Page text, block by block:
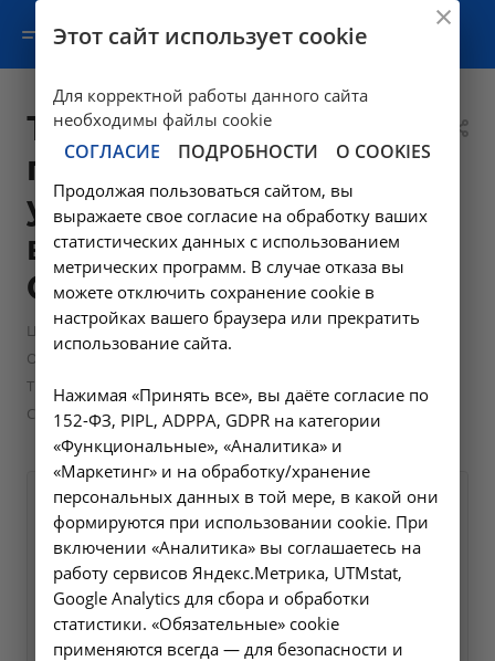
Тромбэктомия
геморроидальных
узлов - А16.19.044
в Усолье-
Сибирском
Цены в Усолье-Сибирском —
Операции и манипуляции колопроктолога
Тромбэктомия геморроидальных узлов - А16.19.044 в Усолье-
Сибирском
Оформите заявку на сайте,
мы свяжемся с вами в
ближайшее время и ответим
на все интересующие
вопросы.
7600 ₽
Этот сайт использует cookie
Для корректной работы данного сайта
необходимы файлы cookie
СОГЛАСИЕ ПОДРОБНОСТИ О COOKIES
Продолжая пользоваться сайтом, вы
выражаете свое согласие на обработку ваших
статистических данных с использованием
метрических программ. В случае отказа вы
можете отключить сохранение cookie в
настройках вашего браузера или прекратить
использование сайта.
Нажимая «Принять все», вы даёте согласие по
152-ФЗ, PIPL, ADPPA, GDPR на категории
«Функциональные», «Аналитика» и
«Маркетинг» и на обработку/хранение
персональных данных в той мере, в какой они
формируются при использовании cookie. При
включении «Аналитика» вы соглашаетесь на
работу сервисов Яндекс.Метрика, UTMstat,
Google Analytics для сбора и обработки
статистики. «Обязательные» cookie
применяются всегда — для безопасности и